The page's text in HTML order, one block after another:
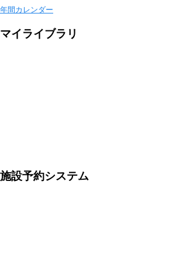
年間カレンダー
マイライブラリ
施設予約システム